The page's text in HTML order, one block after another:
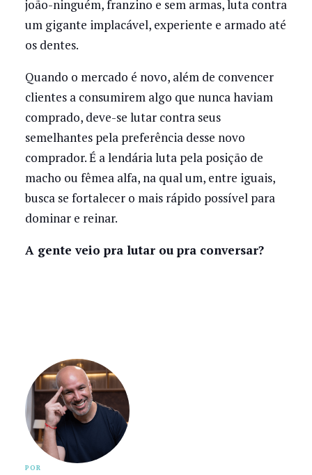
joão-ninguém, franzino e sem armas, luta contra
um gigante implacável, experiente e armado até
os dentes.
Quando o mercado é novo, além de convencer
clientes a consumirem algo que nunca haviam
comprado, deve-se lutar contra seus
semelhantes pela preferência desse novo
comprador. É a lendária luta pela posição de
macho ou fêmea alfa, na qual um, entre iguais,
busca se fortalecer o mais rápido possível para
dominar e reinar.
A gente veio pra lutar ou pra conversar?
POR